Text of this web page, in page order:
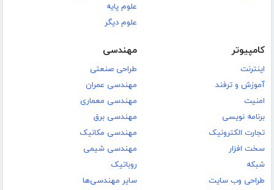
علوم پایه
علوم دیگر
کامپیوتر
اینترنت
آموزش و ترفند
امنیت
برنامه نویسی
تجارت الکترونیک
سخت افزار
شبکه
طراحی وب سایت
مهندسی
طراحی صنعتی
مهندسی عمران
مهندسی معماری
مهندسی برق
مهندسی مکانیک
مهندسی شیمی
روباتیک
سایر مهندسی‌ها